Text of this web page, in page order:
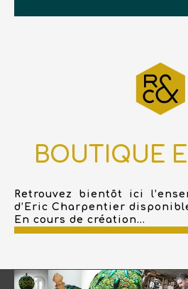
BOUTIQUE
Retrouvez bientôt ici
d’Eric Charpentier
En cours de création...